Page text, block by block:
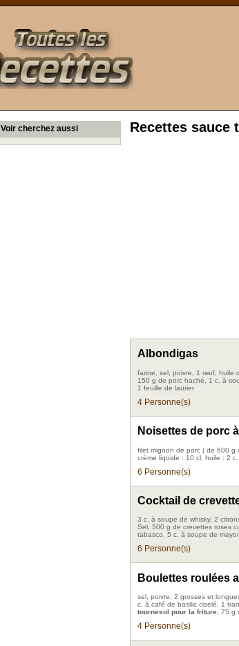
Voir cherchez aussi Recettes sauce
Albondigas
farine, sel, poivre, 1 œuf, huile
150 g de porc haché, 1 c. à
1 feuille de laurier
4 Personne(s)
Noisettes de porc
filet mignon de porc ( de 600 g
crème liquide : 10 cl, huile : 2
6 Personne(s)
Cocktail de
3 c. à soupe de whisky, 2
Sel, 500 g de crevettes roses
tabasco, 5 c. à soupe de
6 Personne(s)
Boulettes roulées
sel, poivre, 2 grosses et
c. à café de basilic ciselé, 1
tournesol pour la friture, 75 g
4 Personne(s)